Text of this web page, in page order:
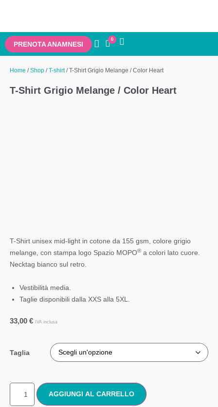
PRENOTA ANAMNESI
0
Home /Shop /T-shirt/ T-Shirt Grigio Melange / Color Heart
T-Shirt Grigio Melange / Color Heart
T-Shirt unisex mid-light in cotone da 155 gsm, colore grigio
melange, con stampa logo Spazio MOPO® a colori lato cuore.
Necktag bianco sul retro.
Vestibilità media.
Taglie disponibili dalla XXS alla 5XL.
33,00 € IVA inclusa
Taglia
AGGIUNGI AL CARRELLO